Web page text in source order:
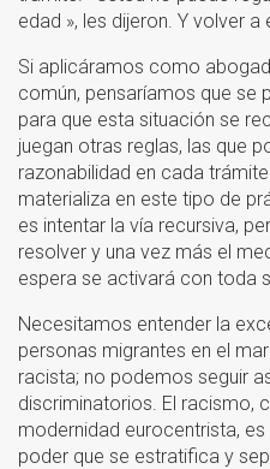
edad », les dijeron. Y volver a
Si aplicáramos como
común, pensaríamos que se
para que esta situación se
juegan otras reglas, las que
razonabilidad en cada
materializa en este tipo de
es intentar la vía recursiva,
resolver y una vez más el
espera se activará con toda
Necesitamos entender la
personas migrantes en el
racista; no podemos seguir
discriminatorios. El racismo,
modernidad eurocentrista,
poder que se estratifica y